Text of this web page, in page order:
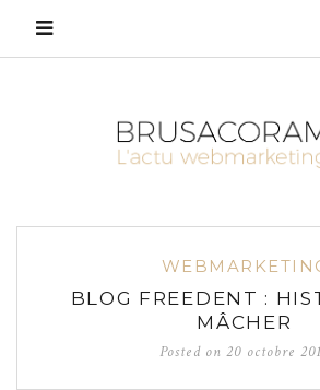
BLOG FREEDENT :
MÂCHER
Posted on20 octobre